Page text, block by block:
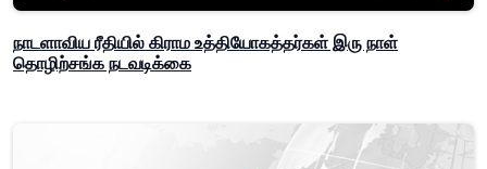
நாடளாவிய ரீதியில் கிராம உத்தியோகத்தர்கள் இரு நாள்
தொழிற்சங்க நடவடிக்கை